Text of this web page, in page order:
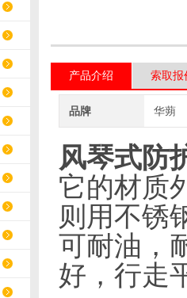
产品介绍 索取报
品牌 华蒴
风琴式防
它的材质
则用不锈
可耐油，
好，行走